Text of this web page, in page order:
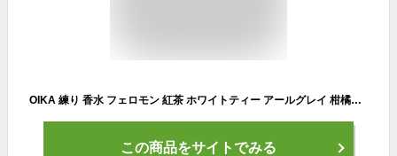
OIKA 練り 香水 フェロモン 紅茶 ホワイトティー アールグレイ 柑橘系 ローズ 練り香水 ギフト レディース メンズ フェロモン香水 爽やか フローラル フルーティー 甘い ブラックティー プレゼント ユニセックス 父の日 母の日 お祝い ポーチ 即日 セール プチプラ
この商品をサイトでみる